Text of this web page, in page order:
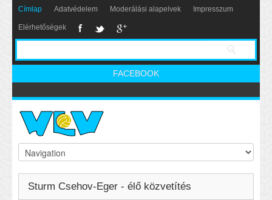
Címlap Adatvédelem Moderálási alapelvek Impresszum
Elérhetőségek
FACEBOOK
Sturm Csehov-Eger - élő közvetítés